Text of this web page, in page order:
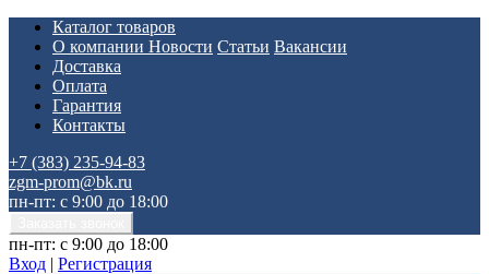
Каталог товаров
О компании Новости Статьи Вакансии
Доставка
Оплата
Гарантия
Контакты
+7 (383) 235-94-83
zgm-prom@bk.ru
пн-пт: с 9:00 до 18:00
пн-пт: с 9:00 до 18:00
Вход | Регистрация